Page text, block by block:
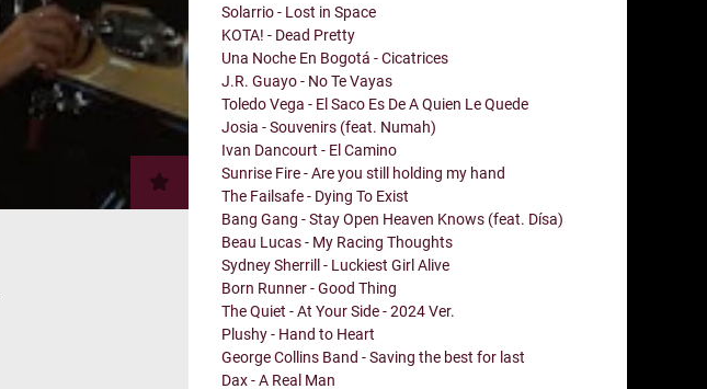
Solarrio - Lost in Space
KOTA! - Dead Pretty
Una Noche En Bogotá - Cicatrices
J.R. Guayo - No Te Vayas
Toledo Vega - El Saco Es De A Quien Le Quede
Josia - Souvenirs (feat. Numah)
Ivan Dancourt - El Camino
Sunrise Fire - Are you still holding my hand
The Failsafe - Dying To Exist
Bang Gang - Stay Open Heaven Knows (feat. Dísa)
Beau Lucas - My Racing Thoughts
Sydney Sherrill - Luckiest Girl Alive
Born Runner - Good Thing
The Quiet - At Your Side - 2024 Ver.
Plushy - Hand to Heart
George Collins Band - Saving the best for last
Dax - A Real Man